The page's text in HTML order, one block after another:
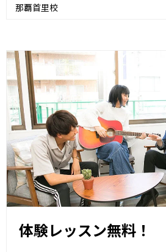
那覇首里校
体験レッスン無料！